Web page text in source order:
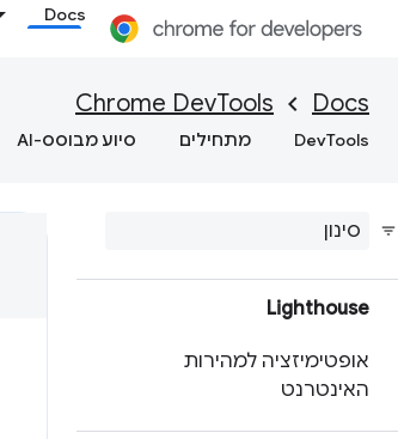
Docs
Docs
Chrome DevTools
DevTools מתחילים סיוע מבוסס-AI
הביצועים באמצעות API
מקבלים תובנות פרקטיות לגבי
ביצועי האתר
ביצועים
Lighthouse
אופטימיזציה למהירות
האינטרנט